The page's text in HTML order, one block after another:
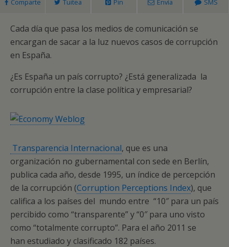
Comparte Tuitea Pin Envía SMS
Cada día que pasa los medios de comunicación se
encargan de sacar a la luz nuevos casos de corrupción
en España.
¿Es España un país corrupto? ¿Está generalizada la
corrupción entre la clase política y empresarial?
Transparencia Internacional, que es una
organización no gubernamental con sede en Berlín,
publica cada año, desde 1995, un índice de percepción
de la corrupción (Corruption Perceptions Index), que
califica a los países del mundo entre “10″ para un país
percibido como “transparente” y “0″ para uno visto
como “totalmente corrupto”. Para el año 2011 se
han estudiado y clasificado 182 países.